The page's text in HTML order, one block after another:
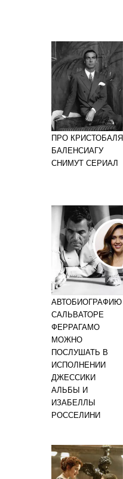
ПРО КРИСТОБАЛЯ
БАЛЕНСИАГУ
СНИМУТ СЕРИАЛ
АВТОБИОГРАФИЮ
САЛЬВАТОРЕ
ФЕРРАГАМО
МОЖНО
ПОСЛУШАТЬ В
ИСПОЛНЕНИИ
ДЖЕССИКИ
АЛЬБЫ И
ИЗАБЕЛЛЫ
РОССЕЛИНИ